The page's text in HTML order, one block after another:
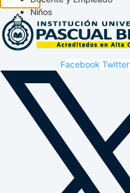
Niños
Facebook Twitter